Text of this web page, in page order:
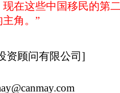
在这些中国移民的第
角 。”
资顾问有限公司]